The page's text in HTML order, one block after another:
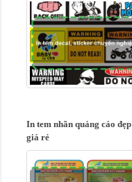
In tem nhãn quảng cáo đẹp
giá rẻ